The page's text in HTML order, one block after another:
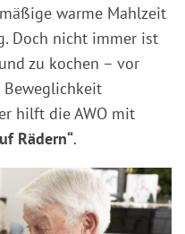
warme Mahlzeit
Doch nicht immer ist
zu kochen – vor
Beweglichkeit
hilft die AWO mit
Rädern“.